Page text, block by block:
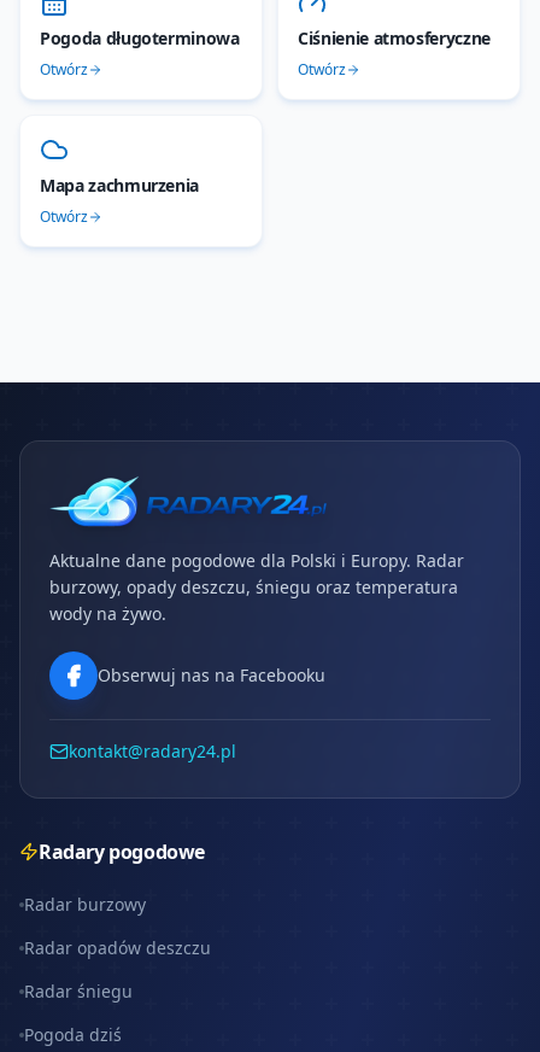
Pogoda długoterminowa
Otwórz
Ciśnienie atmosferyczne
Otwórz
Mapa zachmurzenia
Otwórz
Aktualne dane pogodowe dla Polski i Europy. Radar
burzowy, opady deszczu, śniegu oraz temperatura
wody na żywo.
Obserwuj nas na Facebooku
kontakt@radary24.pl
Radary pogodowe
Radar burzowy
Radar opadów deszczu
Radar śniegu
Pogoda dziś